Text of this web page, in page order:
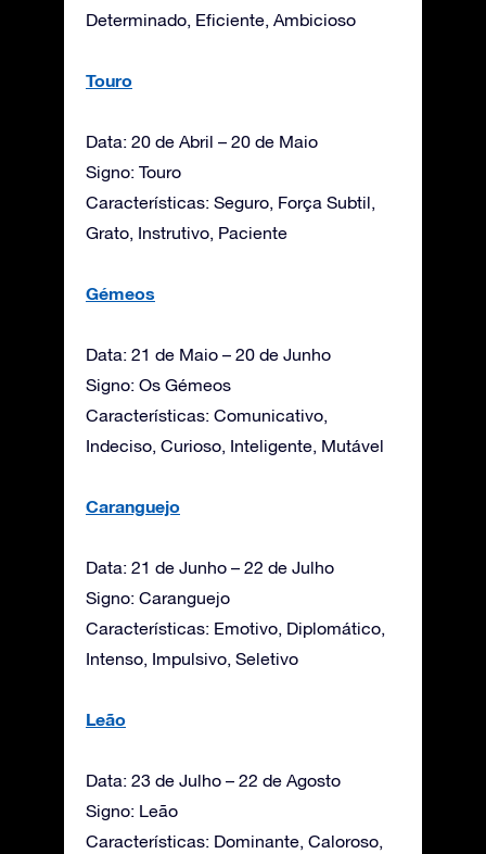
Determinado, Eficiente, Ambicioso
Touro
Data: 20 de Abril – 20 de Maio
Signo: Touro
Características: Seguro, Força Subtil,
Grato, Instrutivo, Paciente
Gémeos
Data: 21 de Maio – 20 de Junho
Signo: Os Gémeos
Características: Comunicativo,
Indeciso, Curioso, Inteligente, Mutável
Caranguejo
Data: 21 de Junho – 22 de Julho
Signo: Caranguejo
Características: Emotivo, Diplomático,
Intenso, Impulsivo, Seletivo
Leão
Data: 23 de Julho – 22 de Agosto
Signo: Leão
Características: Dominante, Caloroso,